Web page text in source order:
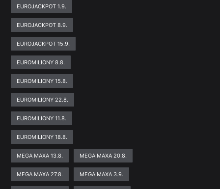
EUROJACKPOT 1.9.
EUROJACKPOT 8.9.
EUROJACKPOT 15.9.
EUROMILIONY 8.8.
EUROMILIONY 15.8.
EUROMILIONY 22.8.
EUROMILIONY 11.8.
EUROMILIONY 18.8.
MEGA MAXA 13.8. MEGA MAXA 20.8.
MEGA MAXA 27.8. MEGA MAXA 3.9.